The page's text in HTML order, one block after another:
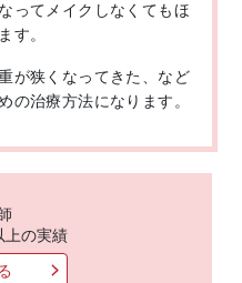
ってメイクしなくてもほ
す。
が狭くなってきた、など
の治療方法になります。
上の実績